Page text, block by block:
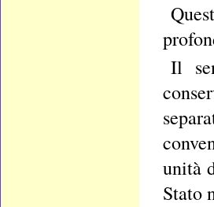
Il
unità
Stato